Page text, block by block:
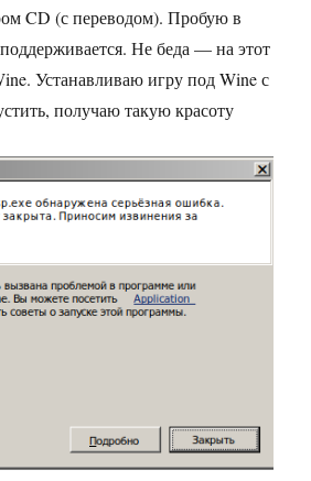
CD (с переводом). Пробую в
Не беда — на этот
Устанавливаю игру под Wine с
получаю такую красоту